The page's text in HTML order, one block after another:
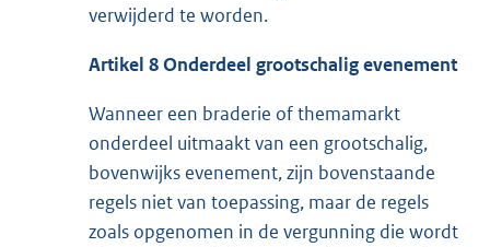
verwijderd te worden.
Artikel 8 Onderdeel grootschalig evenement
Wanneer een braderie of themamarkt
onderdeel uitmaakt van een grootschalig,
bovenwijks evenement, zijn bovenstaande
regels niet van toepassing, maar de regels
zoals opgenomen in de vergunning die wordt